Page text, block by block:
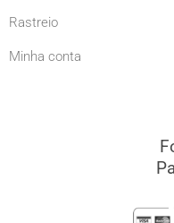
Rastreio
Minha conta